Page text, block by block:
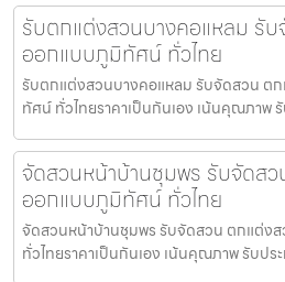
รับตกแต่งสวนบางคอแหลม รั
ออกแบบภูมิทัศน์ ทั่วไทย
รับตกแต่งสวนบางคอแหลม รับจัดสวน ต
ทัศน์ ทั่วไทยราคาเป็นกันเอง เน้นคุณภาพ
จัดสวนหน้าบ้านชุมพร รับจัดส
ออกแบบภูมิทัศน์ ทั่วไทย
จัดสวนหน้าบ้านชุมพร รับจัดสวน ตกแต่
ทั่วไทยราคาเป็นกันเอง เน้นคุณภาพ รับป